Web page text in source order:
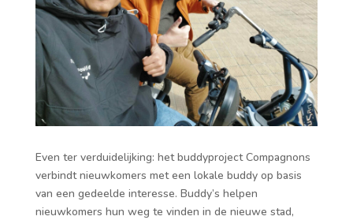
Even ter verduidelijking: het buddyproject Compagnons
verbindt nieuwkomers met een lokale buddy op basis
van een gedeelde interesse. Buddy’s helpen
nieuwkomers hun weg te vinden in de nieuwe stad,